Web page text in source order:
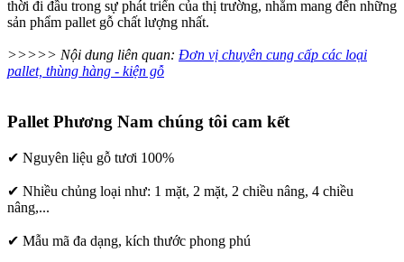
thời đi đầu trong sự phát triển của thị trường, nhằm mang đến những
sản phẩm pallet gỗ chất lượng nhất.
>>>>> Nội dung liên quan: Đơn vị chuyên cung cấp các loại
pallet, thùng hàng - kiện gỗ
Pallet Phương Nam chúng tôi cam kết
✔ Nguyên liệu gỗ tươi 100%
✔ Nhiều chủng loại như: 1 mặt, 2 mặt, 2 chiều nâng, 4 chiều
nâng,...
✔ Mẫu mã đa dạng, kích thước phong phú